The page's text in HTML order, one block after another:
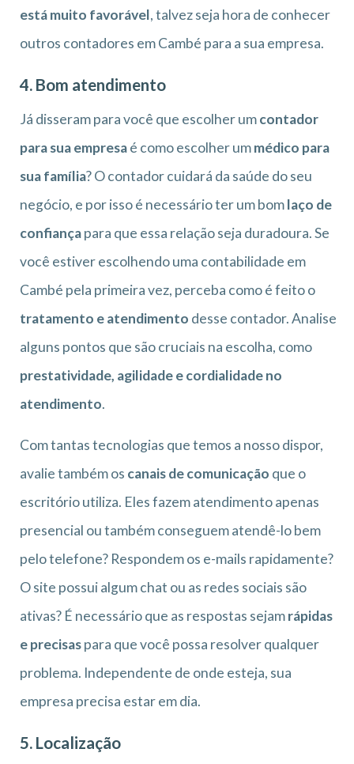
está muito favorável, talvez seja hora de conhecer
outros contadores em Cambé para a sua empresa.
4. Bom atendimento
Já disseram para você que escolher umcontador
para sua empresaé como escolher ummédico para
sua família? O contador cuidará da saúde do seu
negócio, e por isso é necessário ter um bomlaço de
confiançapara que essa relação seja duradoura. Se
você estiver escolhendo uma contabilidade em
Cambé pela primeira vez, perceba como é feito o
tratamento e atendimento desse contador. Analise
alguns pontos que são cruciais na escolha, como
prestatividade, agilidade e cordialidade no
atendimento.
Com tantas tecnologias que temos a nosso dispor,
avalie também os canais de comunicação que o
escritório utiliza. Eles fazem atendimento apenas
presencial ou também conseguem atendê-lo bem
pelo telefone? Respondem os e-mails rapidamente?
O site possui algum chat ou as redes sociais são
ativas? É necessário que as respostas sejamrápidas
e precisaspara que você possa resolver qualquer
problema. Independente de onde esteja, sua
empresa precisa estar em dia.
5. Localização